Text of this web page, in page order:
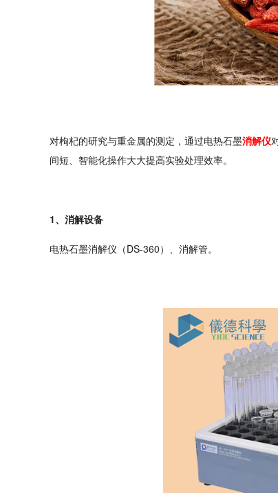
对枸杞的研究与重金属的测定，通过电热石墨消解仪
间短、智能化操作大大提高实验处理效率。
1、消解设备
电热石墨消解仪（DS-360）、消解管。